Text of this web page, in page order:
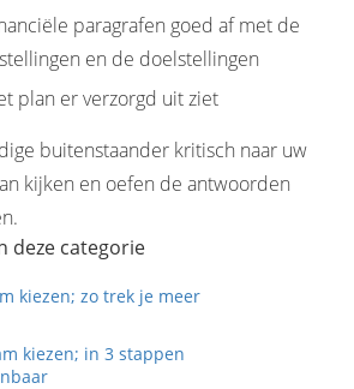
paragrafen goed af met de
en de doelstellingen
plan er verzorgd uit ziet
buitenstaander kritisch naar uw
kijken en oefen de antwoorden
deze categorie
kiezen; zo trek je meer
kiezen; in 3 stappen